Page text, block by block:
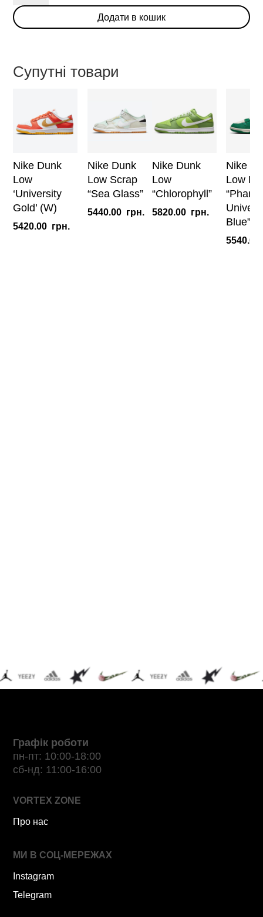
Low
Union
кількість
Додати в кошик
Супутні товари
Nike Dunk
Low
‘University
Gold’ (W)
5420.00 грн.
Nike Dunk
Low Scrap
“Sea Glass”
5440.00 грн.
Nike Dunk
Low
“Chlorophyll”
5820.00 грн.
Nike
Low
Blue”
5540.00
Графік роботи
пн-пт: 10:00-18:00
сб-нд: 11:00-16:00
VORTEX ZONE
Про нас
МИ В СОЦ-МЕРЕЖАХ
Instagram
Telegram